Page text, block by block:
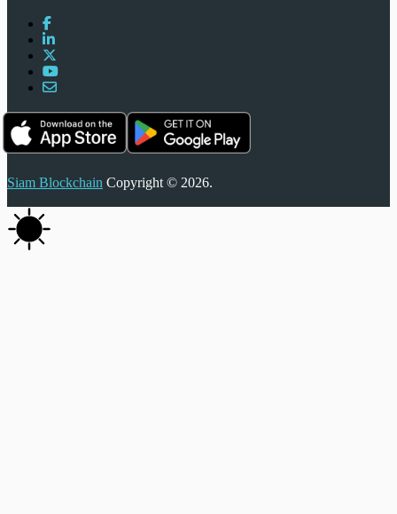
Siam Blockchain Copyright © 2026.